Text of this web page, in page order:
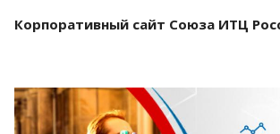
Корпоративный сайт Союза ИТЦ